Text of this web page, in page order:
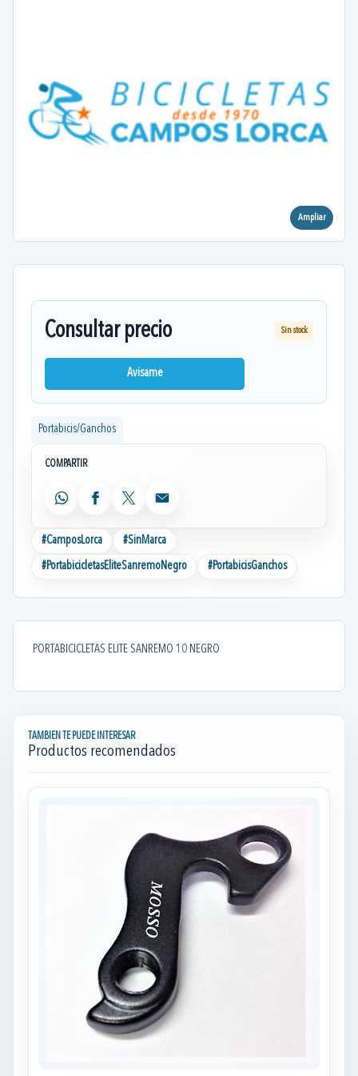
Ampliar
Consultar precio Sin stock
Avisame
Portabicis/Ganchos
COMPARTIR
WhatsAppFacebook
X Email
#CamposLorca #SinMarca
#PortabicicletasEliteSanremoNegro #PortabicisGanchos
PORTABICICLETAS ELITE SANREMO 10 NEGRO
TAMBIEN TE PUEDE INTERESAR
Productos recomendados